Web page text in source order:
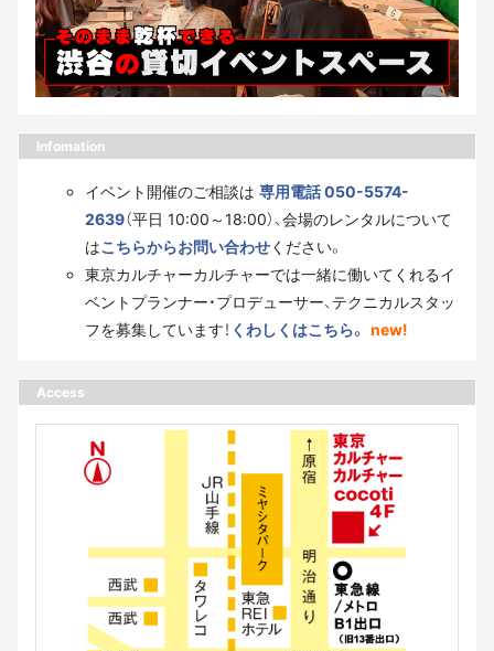
Infomation
イベント開催のご相談は 専用電話 050-5574-
2639（平日 10:00～18:00）、会場のレンタルについて
はこちらからお問い合わせください。
東京カルチャーカルチャーでは一緒に働いてくれるイ
ベントプランナー・プロデューサー、テクニカルスタッ
フを募集しています！ くわしくはこちら。 new!
Access